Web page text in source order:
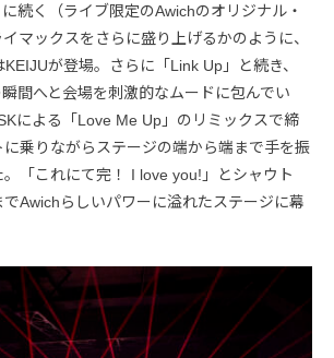
続く（ライブ限定のAwichのオリジナル・
マックスをさらに盛り上げるかのように、
KEIJUが登場。さらに「Link Up」と続き、
間へと会場を刺激的なムードに包んでい
による「Love Me Up」のリミックスで締
乗りながらステージの端から端まで手を振
「これにて完！ I love you!」とシャウト
でAwichらしいパワーに溢れたステージに幕